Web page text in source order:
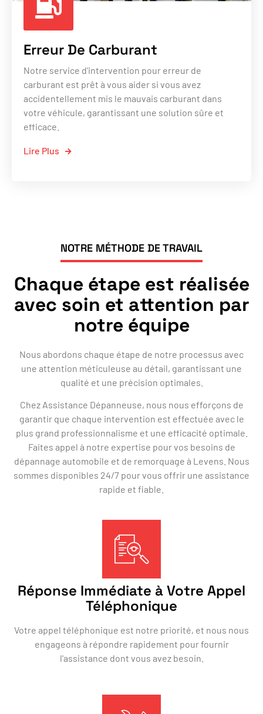
Erreur De Carburant
Notre service d'intervention pour erreur de
carburant est prêt à vous aider si vous avez
accidentellement mis le mauvais carburant dans
votre véhicule, garantissant une solution sûre et
efficace.
Lire Plus
NOTRE MÉTHODE DE TRAVAIL
Chaque étape est réalisée
avec soin et attention par
notre équipe
Nous abordons chaque étape de notre processus avec
une attention méticuleuse au détail, garantissant une
qualité et une précision optimales.
Chez Assistance Dépanneuse, nous nous efforçons de
garantir que chaque intervention est effectuée avec le
plus grand professionnalisme et une efficacité optimale.
Faites appel à notre expertise pour vos besoins de
dépannage automobile et de remorquage à Levens. Nous
sommes disponibles 24/7 pour vous offrir une assistance
rapide et fiable.
Réponse Immédiate à Votre Appel
Téléphonique
Votre appel téléphonique est notre priorité, et nous nous
engageons à répondre rapidement pour fournir
l'assistance dont vous avez besoin.